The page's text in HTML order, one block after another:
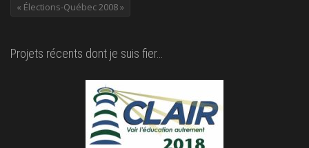
« Élections-Québec 2008 »
Projets récents dont je suis fier…